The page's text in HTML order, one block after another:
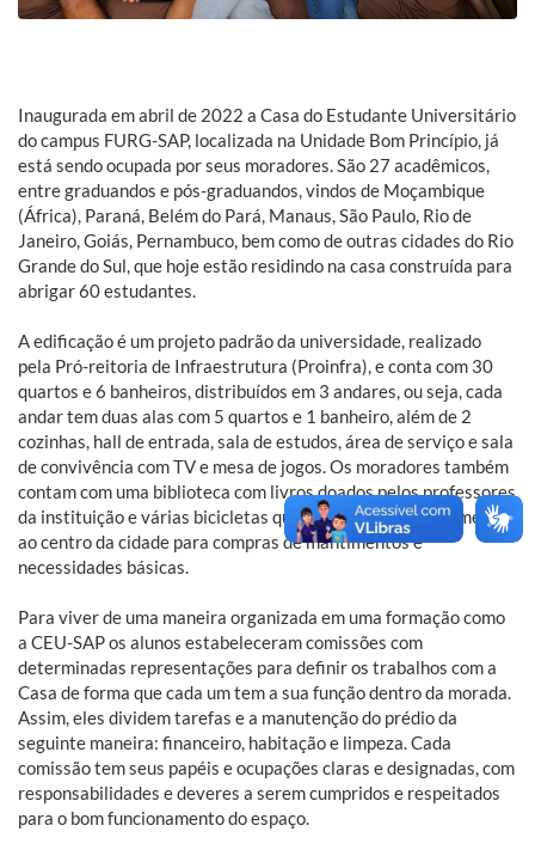
Inaugurada em abril de 2022 a Casa do Estudante Universitário
do campus FURG-SAP, localizada na Unidade Bom Princípio, já
está sendo ocupada por seus moradores. São 27 acadêmicos,
entre graduandos e pós-graduandos, vindos de Moçambique
(África), Paraná, Belém do Pará, Manaus, São Paulo, Rio de
Janeiro, Goiás, Pernambuco, bem como de outras cidades do Rio
Grande do Sul, que hoje estão residindo na casa construída para
abrigar 60 estudantes.
A edificação é um projeto padrão da universidade, realizado
pela Pró-reitoria de Infraestrutura (Proinfra), e conta com 30
quartos e 6 banheiros, distribuídos em 3 andares, ou seja, cada
andar tem duas alas com 5 quartos e 1 banheiro, além de 2
cozinhas, hall de entrada, sala de estudos, área de serviço e sala
de convivência com TV e mesa de jogos. Os moradores também
contam com uma biblioteca com livros doados pelos professores
da instituição e várias bicicletas que permitem o deslocamento
ao centro da cidade para compras de mantimentos e
necessidades básicas.
Para viver de uma maneira organizada em uma formação como
a CEU-SAP os alunos estabeleceram comissões com
determinadas representações para definir os trabalhos com a
Casa de forma que cada um tem a sua função dentro da morada.
Assim, eles dividem tarefas e a manutenção do prédio da
seguinte maneira: financeiro, habitação e limpeza. Cada
comissão tem seus papéis e ocupações claras e designadas, com
responsabilidades e deveres a serem cumpridos e respeitados
para o bom funcionamento do espaço.